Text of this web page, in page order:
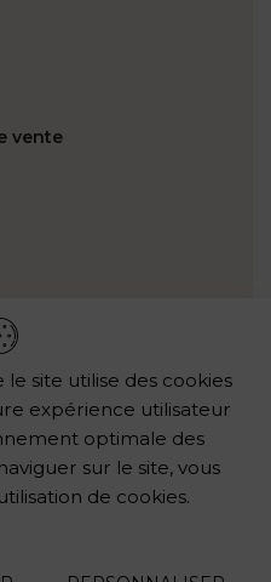
vente
?
vente
site utilise des cookies
expérience utilisateur
optimale des
sur le site, vous
de cookies.